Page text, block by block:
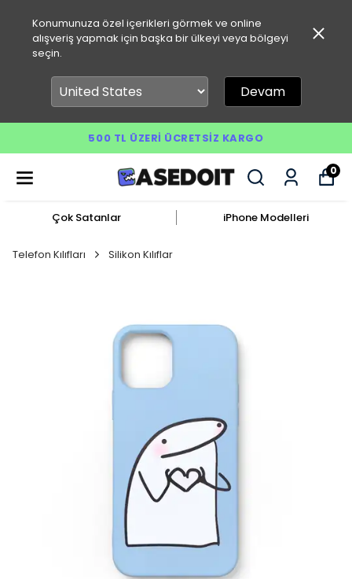
Konumunuza özel içerikleri görmek ve online
alışveriş yapmak için başka bir ülkeyi veya bölgeyi
seçin.
Devam
500 TL ÜZERI ÜCRETSIZ KARGO
0
Çok Satanlar iPhone Modelleri
Telefon Kılıfları Silikon Kılıflar